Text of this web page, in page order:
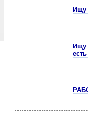
Ищу
Ищу